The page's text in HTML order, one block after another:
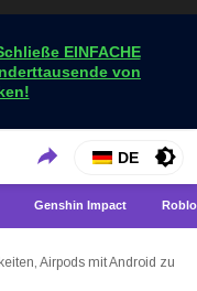
EINFACHE
von
Neuigkeiten
Spielnachrichten nur bei
DE
Genshin Impact
Airpods mit Android zu